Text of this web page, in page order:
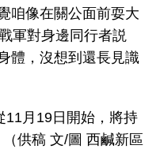
像在關公面前耍大
軍對身邊同行者説
體，沒想到還長見識
月19日開始，將持
供稿 文/圖 西鹹新區